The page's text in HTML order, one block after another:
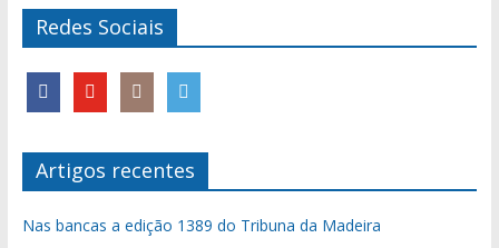
Redes Sociais
Artigos recentes
Nas bancas a edição 1389 do Tribuna da Madeira